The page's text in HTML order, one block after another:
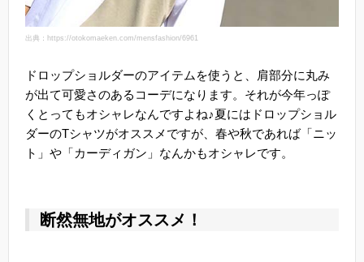
出典：https://otokomaeken.com/mensfashion/6961
ドロップショルダーのアイテムを使うと、肩部分に丸み
が出て可愛さのあるコーデになります。それが今年っぽ
くとってもオシャレなんですよね♪夏にはドロップショル
ダーのTシャツがオススメですが、春や秋であれば「ニッ
ト」や「カーディガン」なんかもオシャレです。
断然無地がオススメ！